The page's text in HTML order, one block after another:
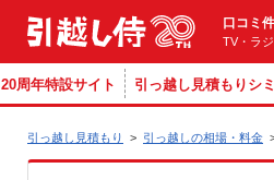
口コミ
TV・ラ
20周年特設サイト 引っ越し見積もりシ
引っ越し見積もり > 引っ越しの相場・料金